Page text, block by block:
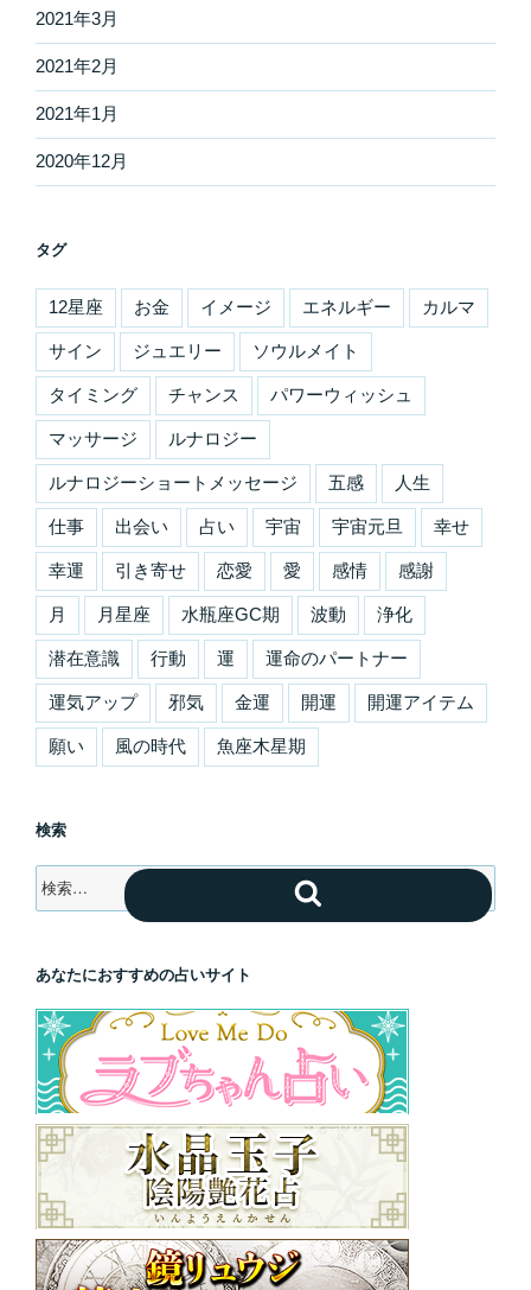
2021年3月
2021年2月
2021年1月
2020年12月
タグ
12星座 お金 イメージ エネルギー カルマ
サイン ジュエリー ソウルメイト
タイミング チャンス パワーウィッシュ
マッサージ ルナロジー
ルナロジーショートメッセージ 五感 人生
仕事 出会い 占い 宇宙 宇宙元旦 幸せ
幸運 引き寄せ 恋愛 愛 感情 感謝
月 月星座 水瓶座GC期 波動 浄化
潜在意識 行動 運 運命のパートナー
運気アップ 邪気 金運 開運 開運アイテム
願い 風の時代 魚座木星期
検索
検
索:
索
あなたにおすすめの占いサイト